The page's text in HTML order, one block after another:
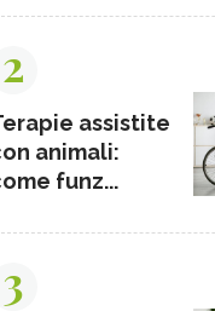
2
assistite
animali:
funz...
3